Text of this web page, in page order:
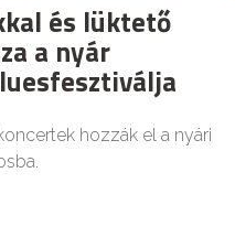
és lüktető
a nyár
hozzák el a nyári